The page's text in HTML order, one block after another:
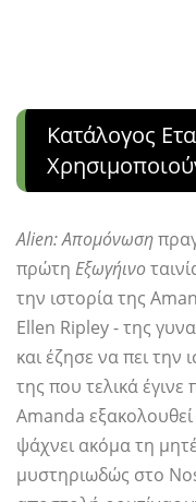
Κατάλογος
Alien: Απομόνωση
πρώτη Εξωγήινο
την ιστορία της
Ellen Ripley - της
και έζησε να πει την
της που τελικά
Amanda
ψάχνει ακόμα τη
μυστηριωδώς στο